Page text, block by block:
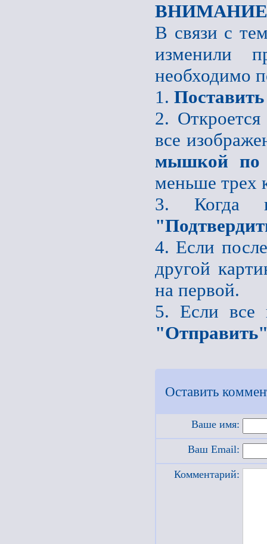
В связи с
изменили
необходимо
1.
2.
все
мышкой по
меньше трех
3. Когда
4. Если
другой
на первой.
5. Если все
Оставить
Ваше имя:
Ваш Email:
Комментарий: